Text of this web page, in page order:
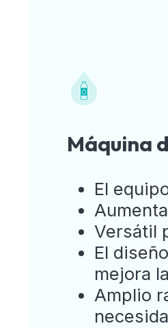
Máquina
El
Versátil
El
mejora
Amplio